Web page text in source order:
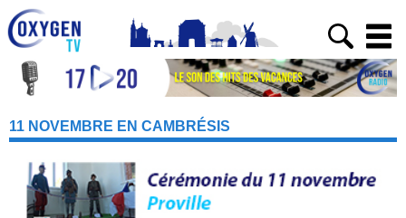
11 NOVEMBRE EN CAMBRÉSIS